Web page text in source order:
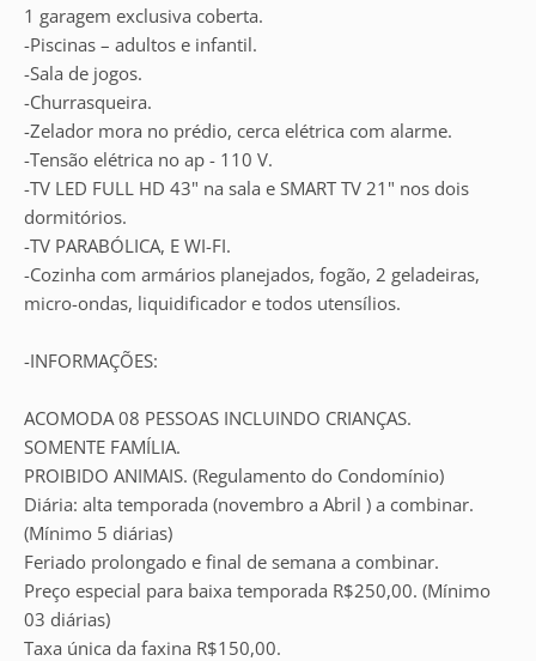
1 garagem exclusiva coberta.
-Piscinas – adultos e infantil.
-Sala de jogos.
-Churrasqueira.
-Zelador mora no prédio, cerca elétrica com alarme.
-Tensão elétrica no ap - 110 V.
-TV LED FULL HD 43" na sala e SMART TV 21" nos dois
dormitórios.
-TV PARABÓLICA, E WI-FI.
-Cozinha com armários planejados, fogão, 2 geladeiras,
micro-ondas, liquidificador e todos utensílios.
-INFORMAÇÕES:
ACOMODA 08 PESSOAS INCLUINDO CRIANÇAS.
SOMENTE FAMÍLIA.
PROIBIDO ANIMAIS. (Regulamento do Condomínio)
Diária: alta temporada (novembro a Abril ) a combinar.
(Mínimo 5 diárias)
Feriado prolongado e final de semana a combinar.
Preço especial para baixa temporada R$250,00. (Mínimo
03 diárias)
Taxa única da faxina R$150,00.